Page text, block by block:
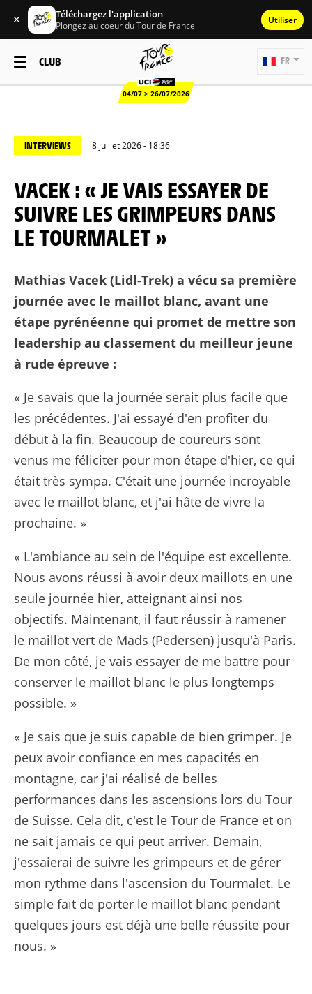
✕ Téléchargez l'application
Plongez au coeur du Tour de France Utiliser
CLUB
04/07 > 26/07/2026
FR
INTERVIEWS 8 juillet 2026 - 18:36
VACEK : « JE VAIS ESSAYER DE
SUIVRE LES GRIMPEURS DANS
LE TOURMALET »
Mathias Vacek (Lidl-Trek) a vécu sa première
journée avec le maillot blanc, avant une
étape pyrénéenne qui promet de mettre son
leadership au classement du meilleur jeune
à rude épreuve :
« Je savais que la journée serait plus facile que
les précédentes. J'ai essayé d'en profiter du
début à la fin. Beaucoup de coureurs sont
venus me féliciter pour mon étape d'hier, ce qui
était très sympa. C'était une journée incroyable
avec le maillot blanc, et j'ai hâte de vivre la
prochaine. »
« L'ambiance au sein de l'équipe est excellente.
Nous avons réussi à avoir deux maillots en une
seule journée hier, atteignant ainsi nos
objectifs. Maintenant, il faut réussir à ramener
le maillot vert de Mads (Pedersen) jusqu'à Paris.
De mon côté, je vais essayer de me battre pour
conserver le maillot blanc le plus longtemps
possible. »
« Je sais que je suis capable de bien grimper. Je
peux avoir confiance en mes capacités en
montagne, car j'ai réalisé de belles
performances dans les ascensions lors du Tour
de Suisse. Cela dit, c'est le Tour de France et on
ne sait jamais ce qui peut arriver. Demain,
j'essaierai de suivre les grimpeurs et de gérer
mon rythme dans l'ascension du Tourmalet. Le
simple fait de porter le maillot blanc pendant
quelques jours est déjà une belle réussite pour
nous. »